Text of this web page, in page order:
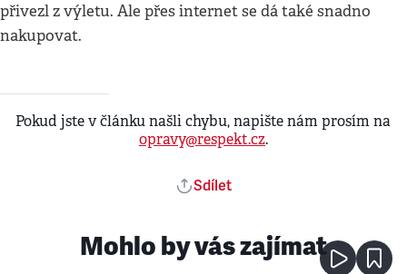
přivezl z výletu. Ale přes internet se dá také snadno
nakupovat.
Pokud jste v článku našli chybu, napište nám prosím na
opravy@respekt.cz.
Sdílet
Mohlo by vás zajímat